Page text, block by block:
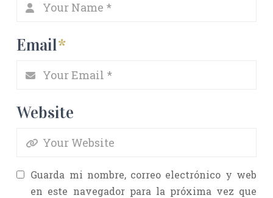
Email*
Website
Guarda mi nombre, correo electrónico y web
en este navegador para la próxima vez que